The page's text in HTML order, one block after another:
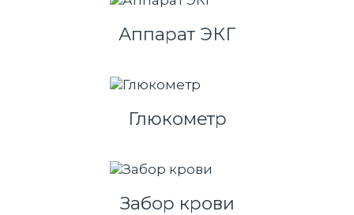
Аппарат ЭКГ
Глюкометр
Забор крови